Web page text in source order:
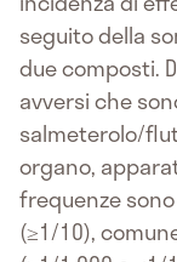
seguito della
due composti.
avversi che
salmeterolo/
organo,
frequenze
(≥1/10),